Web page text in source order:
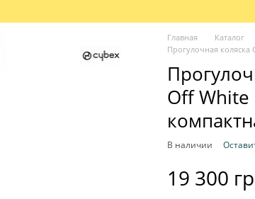
Главная Каталог
Прогулочная коляска
Off White
В наличии
19 300